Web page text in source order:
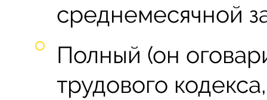
среднемесячной
Полный (он
трудового